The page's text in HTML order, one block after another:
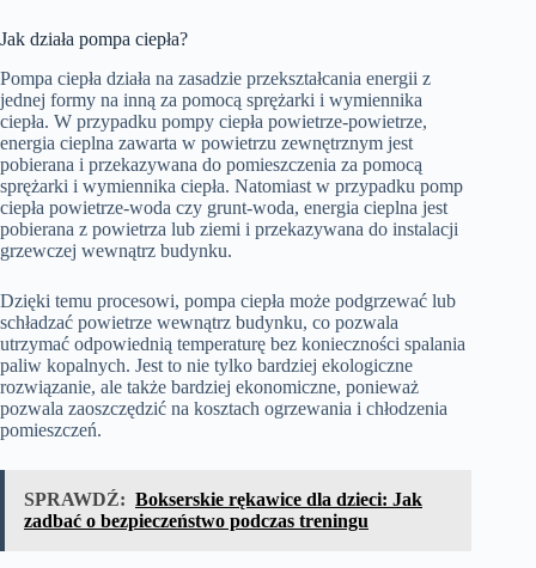
Jak działa pompa ciepła?
Pompa ciepła działa na zasadzie przekształcania energii z
jednej formy na inną za pomocą sprężarki i wymiennika
ciepła. W przypadku pompy ciepła powietrze-powietrze,
energia cieplna zawarta w powietrzu zewnętrznym jest
pobierana i przekazywana do pomieszczenia za pomocą
sprężarki i wymiennika ciepła. Natomiast w przypadku pomp
ciepła powietrze-woda czy grunt-woda, energia cieplna jest
pobierana z powietrza lub ziemi i przekazywana do instalacji
grzewczej wewnątrz budynku.
Dzięki temu procesowi, pompa ciepła może podgrzewać lub
schładzać powietrze wewnątrz budynku, co pozwala
utrzymać odpowiednią temperaturę bez konieczności spalania
paliw kopalnych. Jest to nie tylko bardziej ekologiczne
rozwiązanie, ale także bardziej ekonomiczne, ponieważ
pozwala zaoszczędzić na kosztach ogrzewania i chłodzenia
pomieszczeń.
SPRAWDŹ: Bokserskie rękawice dla dzieci: Jak
zadbać o bezpieczeństwo podczas treningu